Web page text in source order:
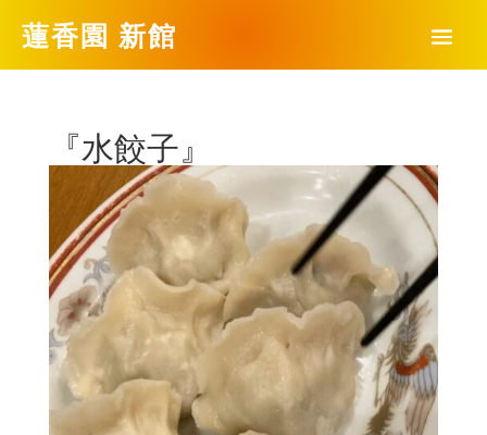
蓮香園 新館
『水餃子』